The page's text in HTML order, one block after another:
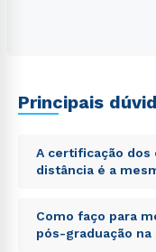
Principais
A certificação dos
distância é a
Sed ut perspiciatis
voluptatem
totam rem
Como faço para
pós-graduação